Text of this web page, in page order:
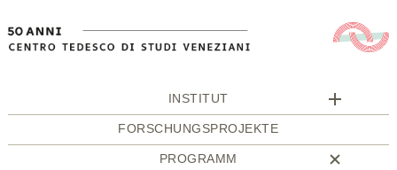
INSTITUT
FORSCHUNGSPROJEKTE
PROGRAMM